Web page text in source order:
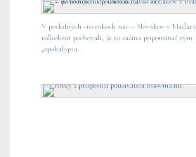
V posledných sto rokoch nás – Slovákov v
toľkokrát pochovali, že to začína pripomínať rým
„apokalypsa...